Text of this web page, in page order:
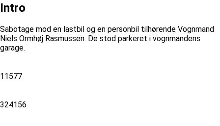
Intro
Sabotage mod en lastbil og en personbil tilhørende Vognmand
Niels Ormhøj Rasmussen. De stod parkeret i vognmandens
garage.
11577
324156